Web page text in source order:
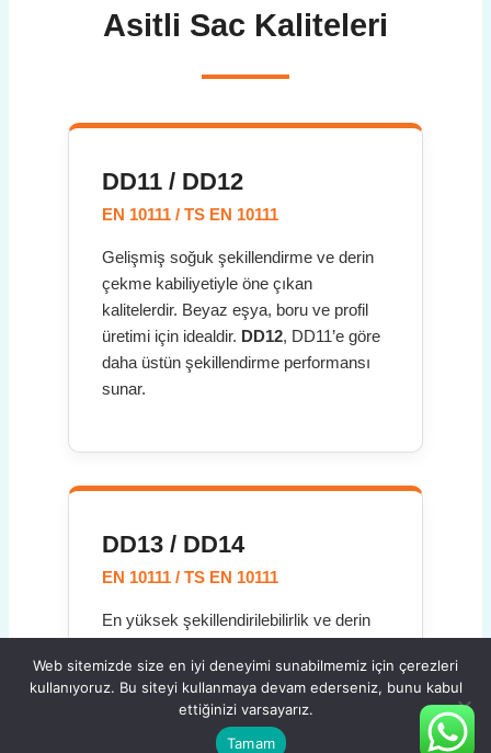
Asitli Sac Kaliteleri
DD11 / DD12
EN 10111 / TS EN 10111
Gelişmiş soğuk şekillendirme ve derin
çekme kabiliyetiyle öne çıkan
kalitelerdir. Beyaz eşya, boru ve profil
üretimi için idealdir. DD12, DD11’e göre
daha üstün şekillendirme performansı
sunar.
DD13 / DD14
EN 10111 / TS EN 10111
En yüksek şekillendirilebilirlik ve derin
Kompleks geometrili parça imalatı
gerektiren otomotiv ve makine
sanayilerinde tercih edilir.
Web sitemizde size en iyi deneyimi sunabilmemiz için çerezleri
kullanıyoruz. Bu siteyi kullanmaya devam ederseniz, bunu kabul
ettiğinizi varsayarız.
Tamam